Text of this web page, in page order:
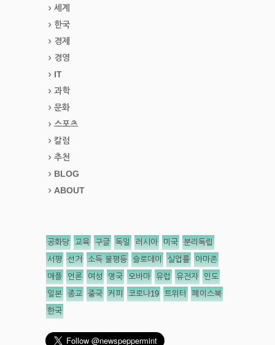
세계
한국
경제
경영
IT
과학
문화
스포츠
칼럼
추천
BLOG
ABOUT
공화당 교육 구글 독일 러시아 미국 분리독립
서평 선거 소득 불평등 슬로데이 실업률 아마존
애플 언론 여성 영국 오바마 유럽 유전자 인도
일본 종교 중국 커피 코로나19 트위터 페이스북
한국